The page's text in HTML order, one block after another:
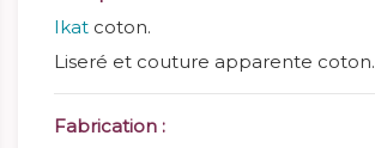
Ikat coton.
Liseré et couture apparente coton.
Fabrication :